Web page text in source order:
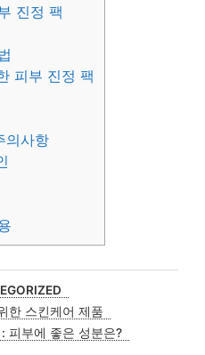
진정 팩
피부 진정 팩
의사항
한 스킨케어 제품
피부에 좋은 성분은?